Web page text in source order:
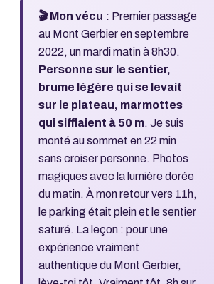
🎬 Mon vécu : Premier passage
au Mont Gerbier en septembre
2022, un mardi matin à 8h30.
Personne sur le sentier,
brume légère qui se levait
sur le plateau, marmottes
qui sifflaient à 50 m. Je suis
monté au sommet en 22 min
sans croiser personne. Photos
magiques avec la lumière dorée
du matin. À mon retour vers 11h,
le parking était plein et le sentier
saturé. La leçon : pour une
expérience vraiment
authentique du Mont Gerbier,